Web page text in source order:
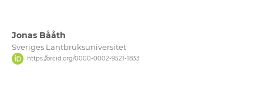
Jonas Bååth
Sveriges Lantbruksuniversitet
https://orcid.org/0000-0002-9521-1833